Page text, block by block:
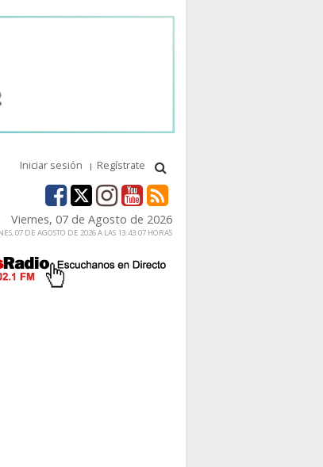
Iniciar sesión Regístrate
Viernes, 07 de Agosto de 2026
07 DE AGOSTO DE 2026 A LAS 13:43:07 HORAS